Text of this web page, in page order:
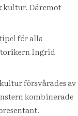
kultur. Däremot
för alla
Ingrid
försvårades av
kombinerade